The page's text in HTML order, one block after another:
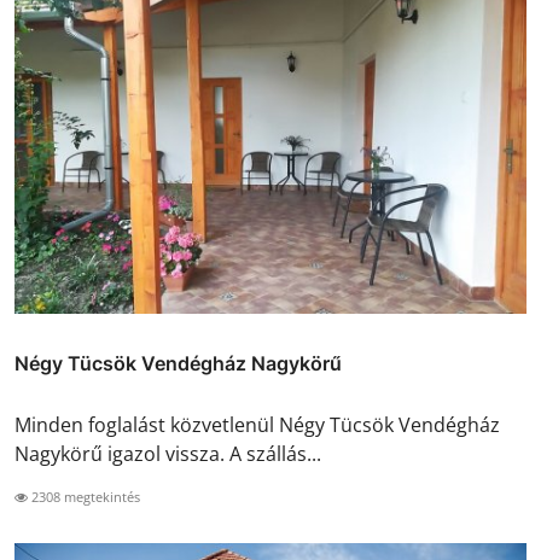
Négy Tücsök Vendégház Nagykörű
Minden foglalást közvetlenül Négy Tücsök Vendégház
Nagykörű igazol vissza. A szállás...
2308 megtekintés